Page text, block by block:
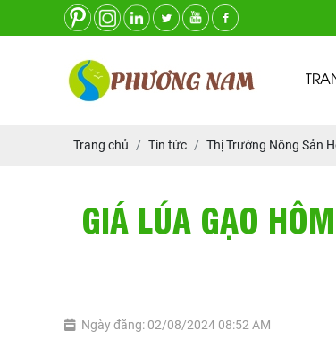
Trang chủ Tin tức Thị Trường Nông Sản
GIÁ LÚA GẠO
Ngày đăng: 02/08/2024 08:52 AM